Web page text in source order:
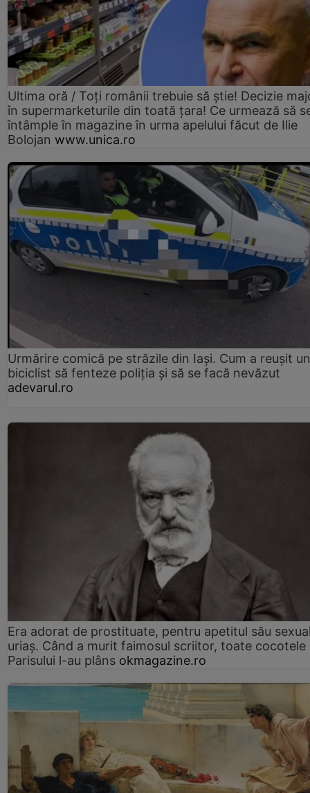
Ultima oră / Toți românii trebuie să știe! Decizie
în supermarketurile din toată țara! Ce urmează să
întâmple în magazine în urma apelului făcut de Ilie
Bolojan www.unica.ro
Urmărire comică pe străzile din Iași. Cum a reușit un
biciclist să fenteze poliția și să se facă nevăzut
adevarul.ro
Era adorat de prostituate, pentru apetitul său
uriaș. Când a murit faimosul scriitor, toate cocotele
Parisului l-au plâns okmagazine.ro